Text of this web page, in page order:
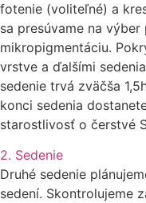
fotenie (voliteľné) a
sa presúvame na
mikropigmentáciu.
vrstve a ďalšími
sedenie trvá zväčša
konci sedenia
starostlivosť o čerstvé
2. Sedenie
Druhé sedenie
sedení. Skontrolujeme